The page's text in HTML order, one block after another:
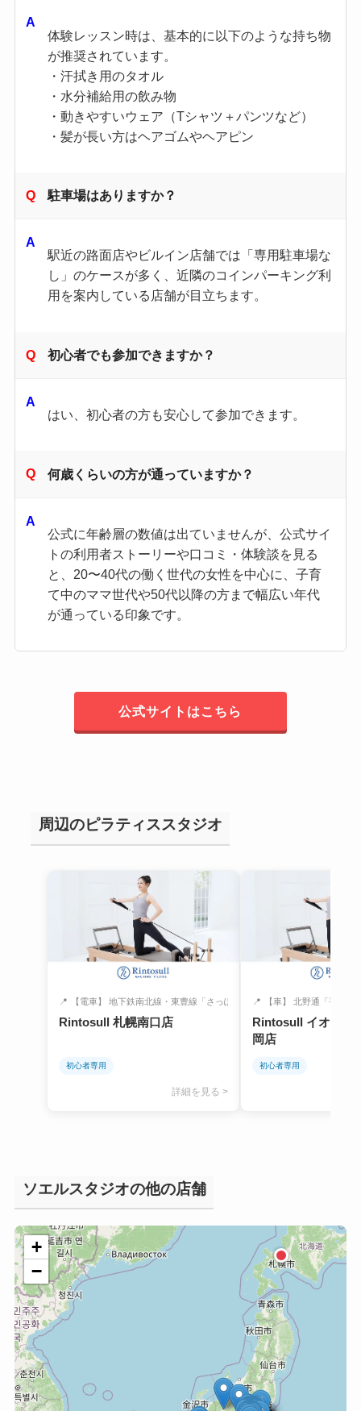
体験レッスン時は、基本的に以下のような持ち物
が推奨されています。
・汗拭き用のタオル
・水分補給用の飲み物
・動きやすいウェア（Tシャツ＋パンツなど）
・髪が長い方はヘアゴムやヘアピン
駐車場はありますか？
駅近の路面店やビルイン店舗では「専用駐車場な
し」のケースが多く、近隣のコインパーキング利
用を案内している店舗が目立ちます。
初心者でも参加できますか？
はい、初心者の方も安心して参加できます。
何歳くらいの方が通っていますか？
公式に年齢層の数値は出ていませんが、公式サイ
トの利用者ストーリーや口コミ・体験談を見る
と、20〜40代の働く世代の女性を中心に、子育
て中のママ世代や50代以降の方まで幅広い年代
が通っている印象です。
公式サイトはこちら
周辺のピラティススタジオ
📍 【電車】 地下鉄南北線・東豊線「さっぽろ...
Rintosull 札幌南口店
初心者専用
詳細を見る >
📍 【車】 北野通「平岡3-
Rintosull イオンタ
岡店
初心者専用
ソエルスタジオの他の店舗
+
−